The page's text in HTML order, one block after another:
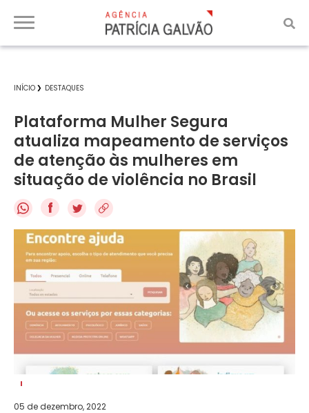
INÍCIO DESTAQUES
Plataforma Mulher Segura
atualiza mapeamento de serviços
de atenção às mulheres em
situação de violência no Brasil
f
05 de dezembro, 2022